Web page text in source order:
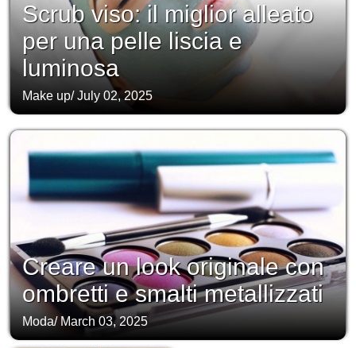
Scrub viso: il miglior alleato
per una pelle liscia e
luminosa
Make up/July 02, 2025
Creare un look originale con
ombretti e smalti metallizzati
Moda/ March 03, 2025